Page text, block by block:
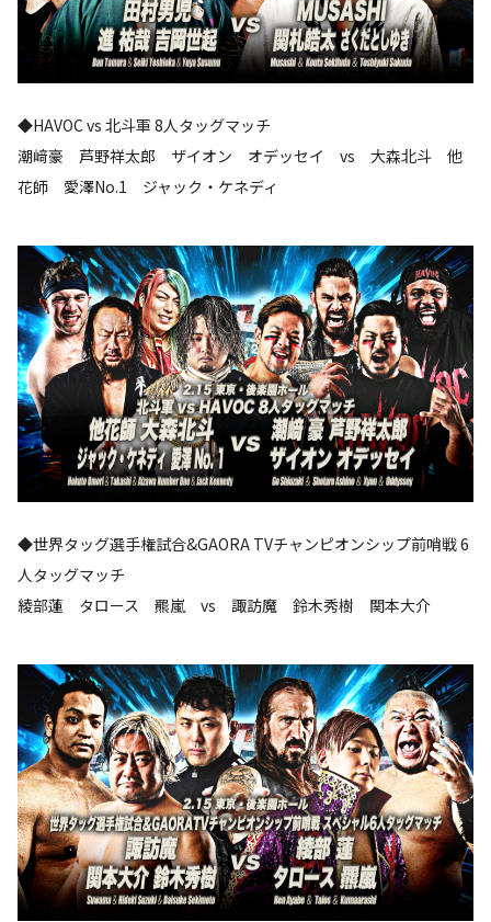
◆HAVOC vs 北斗軍 8人タッグマッチ
潮﨑豪 芦野祥太郎 ザイオン オデッセイ vs 大森北斗 他
花師 愛澤No.1 ジャック・ケネディ
◆世界タッグ選手権試合&GAORA TVチャンピオンシップ前哨戦 6
人タッグマッチ
綾部蓮 タロース 羆嵐 vs 諏訪魔 鈴木秀樹 関本大介